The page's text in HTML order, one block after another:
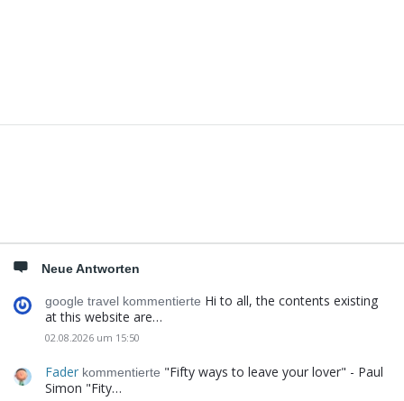
Neue Antworten
google travel kommentierte Hi to all, the contents existing
at this website are…
02.08.2026 um 15:50
Fader kommentierte "Fifty ways to leave your lover" - Paul
Simon "Fity…